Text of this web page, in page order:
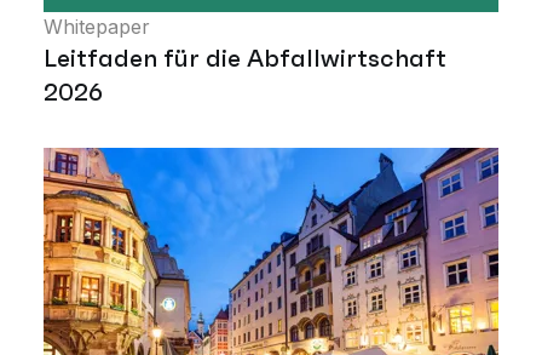
Whitepaper
Leitfaden für die Abfallwirtschaft
2026